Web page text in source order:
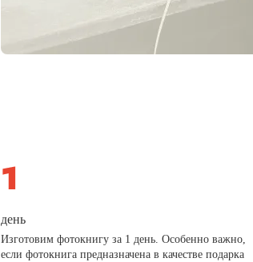
день
Изготовим фотокнигу за 1 день. Особенно важно,
если фотокнига предназначена в качестве подарка